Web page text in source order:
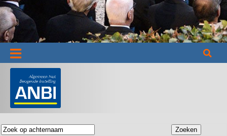
Informatie